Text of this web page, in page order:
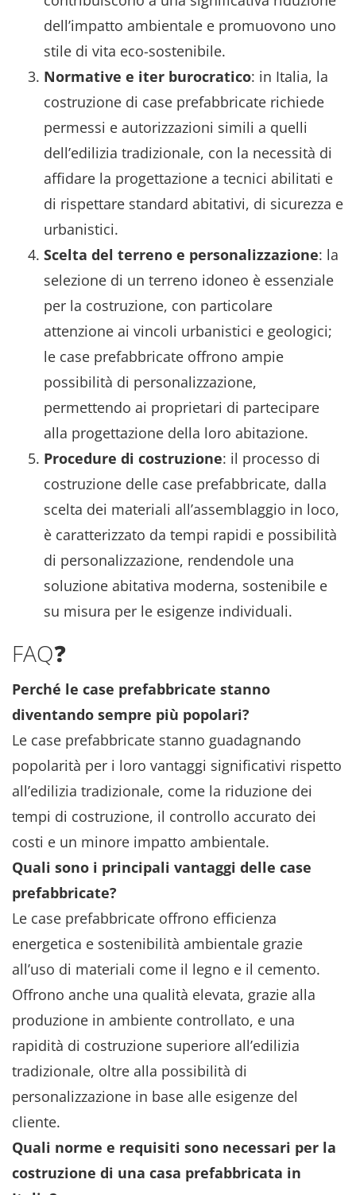
dell’impatto ambientale e promuovono uno
stile di vita eco-sostenibile.
Normative e iter burocratico: in Italia, la
costruzione di case prefabbricate richiede
permessi e autorizzazioni simili a quelli
dell’edilizia tradizionale, con la necessità di
affidare la progettazione a tecnici abilitati e
di rispettare standard abitativi, di sicurezza e
urbanistici.
Scelta del terreno e personalizzazione: la
selezione di un terreno idoneo è essenziale
per la costruzione, con particolare
attenzione ai vincoli urbanistici e geologici;
le case prefabbricate offrono ampie
possibilità di personalizzazione,
permettendo ai proprietari di partecipare
alla progettazione della loro abitazione.
Procedure di costruzione: il processo di
costruzione delle case prefabbricate, dalla
scelta dei materiali all’assemblaggio in loco,
è caratterizzato da tempi rapidi e possibilità
di personalizzazione, rendendole una
soluzione abitativa moderna, sostenibile e
su misura per le esigenze individuali.
FAQ❓
Perché le case prefabbricate stanno
diventando sempre più popolari?
Le case prefabbricate stanno guadagnando
popolarità per i loro vantaggi significativi rispetto
all’edilizia tradizionale, come la riduzione dei
tempi di costruzione, il controllo accurato dei
costi e un minore impatto ambientale.
Quali sono i principali vantaggi delle case
prefabbricate?
Le case prefabbricate offrono efficienza
energetica e sostenibilità ambientale grazie
all’uso di materiali come il legno e il cemento.
Offrono anche una qualità elevata, grazie alla
produzione in ambiente controllato, e una
rapidità di costruzione superiore all’edilizia
tradizionale, oltre alla possibilità di
personalizzazione in base alle esigenze del
cliente.
Quali norme e requisiti sono necessari per la
costruzione di una casa prefabbricata in